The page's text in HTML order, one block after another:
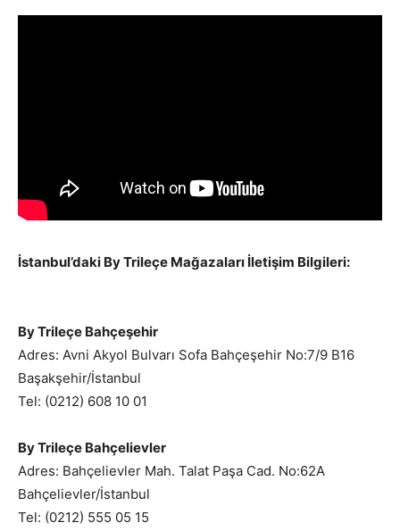
İstanbul’daki By Trileçe Mağazaları İletişim Bilgileri:
By Trileçe Bahçeşehir
Adres: Avni Akyol Bulvarı Sofa Bahçeşehir No:7/9 B16
Başakşehir/İstanbul
Tel: (0212) 608 10 01
By Trileçe Bahçelievler
Adres: Bahçelievler Mah. Talat Paşa Cad. No:62A
Bahçelievler/İstanbul
Tel: (0212) 555 05 15